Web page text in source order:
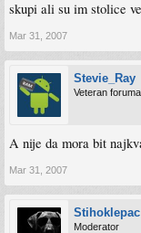
skupi ali su im stolice
Mar 31, 2007
Stevie_Ray
Veteran foruma
A nije da mora bit
Mar 31, 2007
Stihoklepac
Moderator